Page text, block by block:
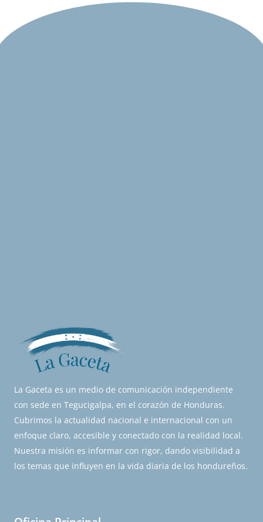
La Gaceta es un medio de comunicación independiente
con sede en Tegucigalpa, en el corazón de Honduras.
Cubrimos la actualidad nacional e internacional con un
enfoque claro, accesible y conectado con la realidad local.
Nuestra misión es informar con rigor, dando visibilidad a
los temas que influyen en la vida diaria de los hondureños.